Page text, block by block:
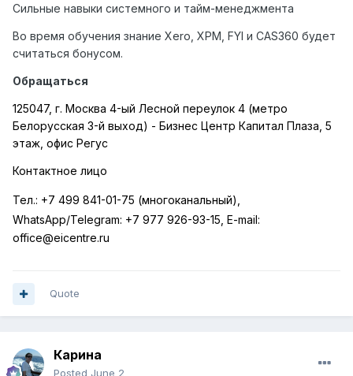
Сильные навыки системного и тайм-менеджмента
Во время обучения знание Xero, XPM, FYI и CAS360 будет
считаться бонусом.
Обращаться
125047, г. Москва 4-ый Лесной переулок 4 (метро
Белорусская 3-й выход) - Бизнес Центр Капитал Плаза, 5
этаж, офис Регус
Контактное лицо
Тел.: +7 499 841-01-75 (многоканальный),
WhatsApp/Telegram: +7 977 926-93-15, E-mail:
office@eicentre.ru
Quote
Карина
Posted June 2